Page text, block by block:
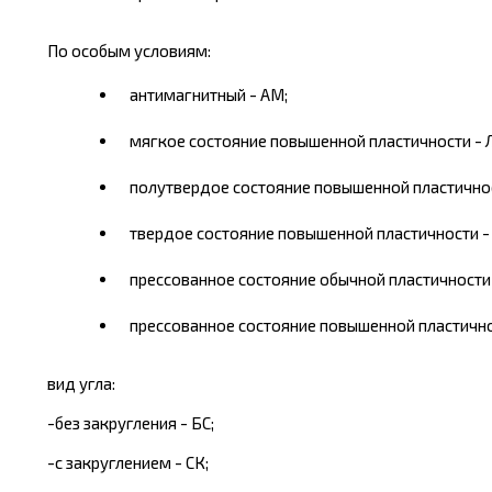
По особым условиям:
антимагнитный - AM;
мягкое состояние повышенной пластичности -
полутвердое состояние повышенной
твердое состояние повышенной пластичности -
прессованное состояние обычной
прессованное состояние повышенной
вид угла:
-без закругления - БС;
-с закруглением - СК;